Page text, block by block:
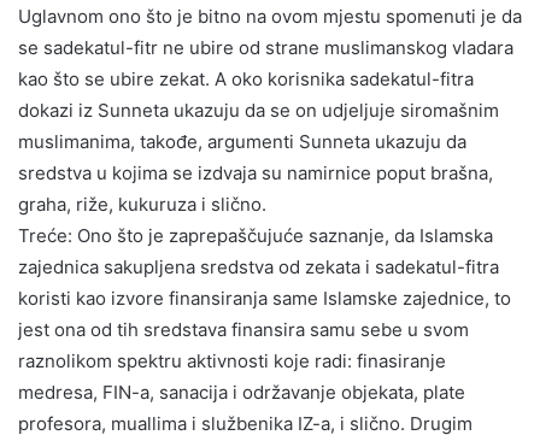
Uglavnom ono što je bitno na ovom mjestu spomenuti je da
se sadekatul-fitr ne ubire od strane muslimanskog vladara
kao što se ubire zekat. A oko korisnika sadekatul-fitra
dokazi iz Sunneta ukazuju da se on udjeljuje siromašnim
muslimanima, takođe, argumenti Sunneta ukazuju da
sredstva u kojima se izdvaja su namirnice poput brašna,
graha, riže, kukuruza i slično.
Treće: Ono što je zaprepaščujuće saznanje, da Islamska
zajednica sakupljena sredstva od zekata i sadekatul-fitra
koristi kao izvore finansiranja same Islamske zajednice, to
jest ona od tih sredstava finansira samu sebe u svom
raznolikom spektru aktivnosti koje radi: finasiranje
medresa, FIN-a, sanacija i održavanje objekata, plate
profesora, muallima i službenika IZ-a, i slično. Drugim